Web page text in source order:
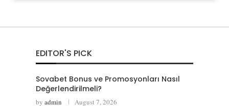
EDITOR'S PICK
Sovabet Bonus ve Promosyonları Nasıl
Değerlendirilmeli?
by admin August 7, 2026